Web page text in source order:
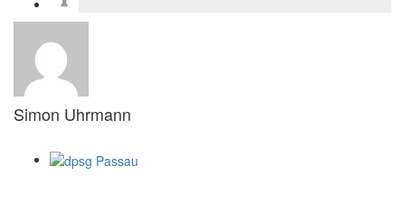
Simon Uhrmann